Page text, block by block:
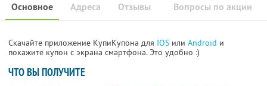
Основное Отзывы Вопросы по акции
Адреса
Скачайте приложение КупиКупона для IOS или Android и
покажите купон с экрана смартфона. Это удобно :)
ЧТО ВЫ ПОЛУЧИТЕ